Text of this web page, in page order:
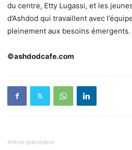
du centre, Etty Lugassi, et les
d’Ashdod qui travaillent avec
pleinement aux besoins émergents.
©ashdodcafe.com
Article précédent